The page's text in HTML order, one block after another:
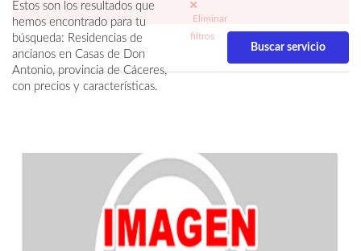
Estos son los resultados que
hemos encontrado para tu
búsqueda: Residencias de
ancianos en Casas de Don
Antonio, provincia de Cáceres,
con precios y características.
Eliminar
filtros